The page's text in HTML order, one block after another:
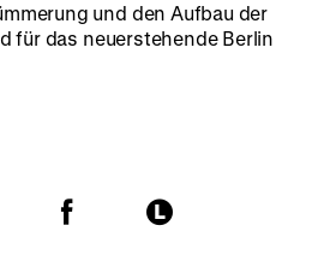
und den Aufbau der
für das neuerstehende Berlin
To
To